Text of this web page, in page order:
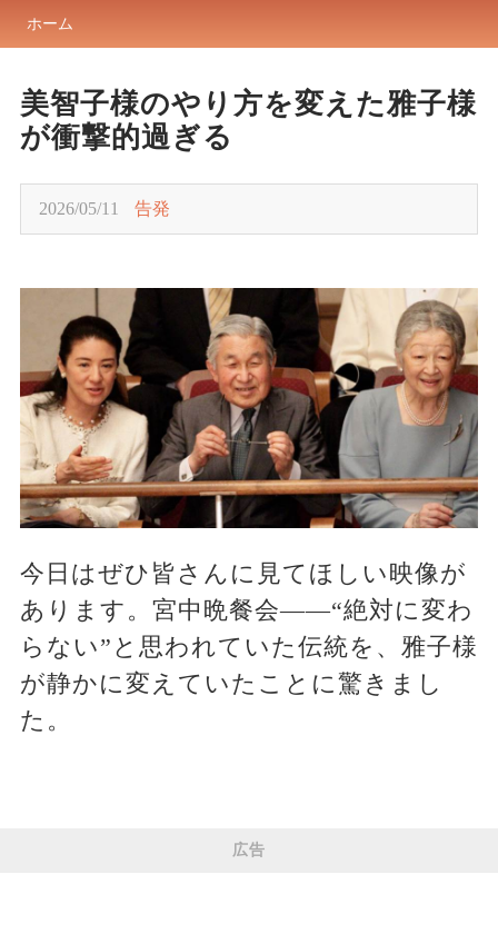
ホーム
美智子様のやり方を変えた雅子様
が衝撃的過ぎる
2026/05/11 告発
今日はぜひ皆さんに見てほしい映像が
あります。宮中晩餐会――“絶対に変わ
らない”と思われていた伝統を、雅子様
が静かに変えていたことに驚きまし
た。
広告